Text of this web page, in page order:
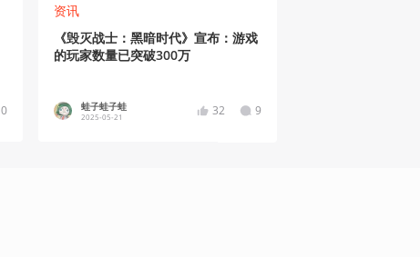
0
资讯
《毁灭战士：黑暗时代》宣布：游戏
的玩家数量已突破300万
蛙子蛙子蛙
2025-05-21 32 9